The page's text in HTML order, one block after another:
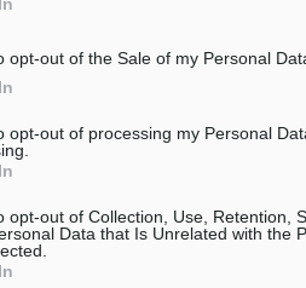
opt-out of the Sale of my Personal
opt-out of processing my Personal
opt-out of Collection, Use, Retention,
Data that Is Unrelated with the
την Πολιτεία ουσιαστική
εργαζομένων τους, μέσω
συμπεριλαμβανομένων των
ως βασική οικονομική
στον τζίρο τους σε ποσοστό
θα ήταν και η αποκλιμάκωση
μέσο όρο, προκειμένου
των εργαζομένων που
κλάδου (π.χ. μπάρμεν,
προμηθευτές και μια